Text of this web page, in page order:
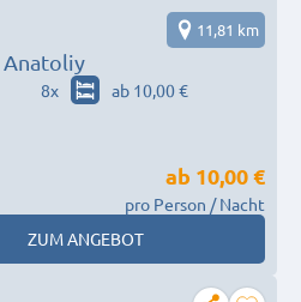
11,81 km
8x
ab 10,00 €
ab 10,00 €
pro Person / Nacht
ZUM ANGEBOT